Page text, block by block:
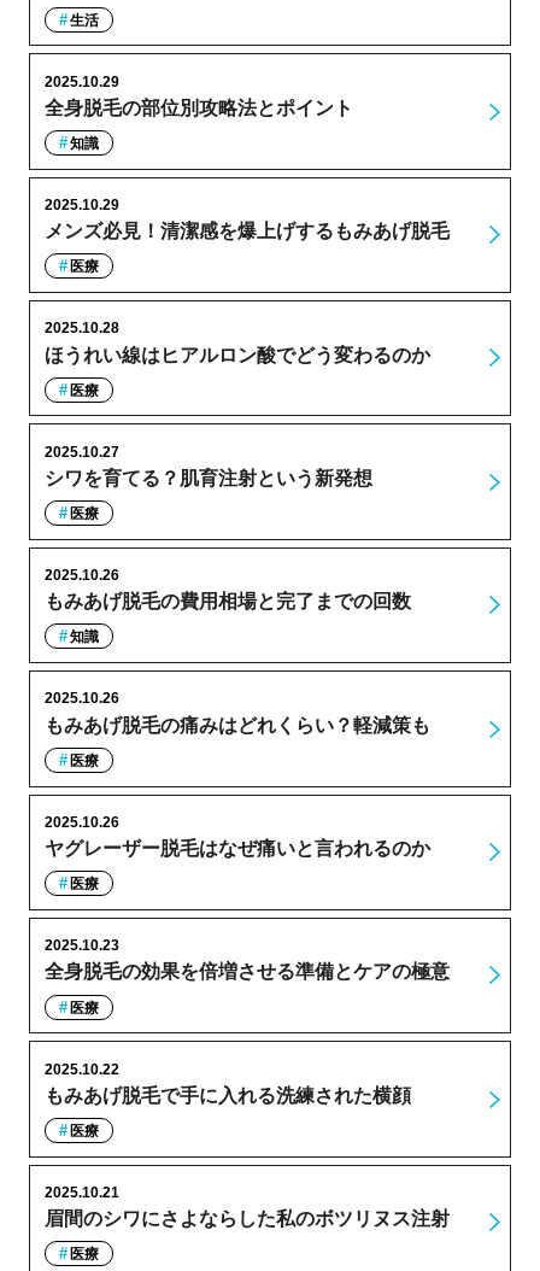
生活
全身脱毛の部位別攻略法とポイント
2025.10.29
知識
メンズ必見！清潔感を爆上げするもみあげ脱毛
2025.10.29
医療
ほうれい線はヒアルロン酸でどう変わるのか
2025.10.28
医療
シワを育てる？肌育注射という新発想
2025.10.27
医療
もみあげ脱毛の費用相場と完了までの回数
2025.10.26
知識
もみあげ脱毛の痛みはどれくらい？軽減策も
2025.10.26
医療
ヤグレーザー脱毛はなぜ痛いと言われるのか
2025.10.26
医療
全身脱毛の効果を倍増させる準備とケアの極意
2025.10.23
医療
もみあげ脱毛で手に入れる洗練された横顔
2025.10.22
医療
眉間のシワにさよならした私のボツリヌス注射
2025.10.21
医療